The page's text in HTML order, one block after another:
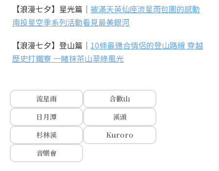
【浪漫七夕】星光篇｜ 被滿天英仙座流星雨包圍的感動
南投星空季系列活動看見最美銀河
【浪漫七夕】登山篇｜ 10條最適合情侶的登山路線 穿越
歷史打鐵寮 一睹抹茶山翠綠風光
流星雨
合歡山
日月潭
溪頭
杉林溪
Kuroro
音樂會